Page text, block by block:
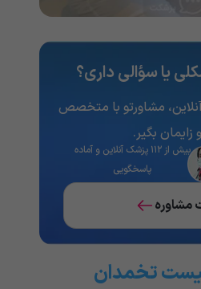
یا سؤالی داری؟
مشاورتو با متخصص
زایمان بگیر.
بیش از ۱۱۲ پزشک آنلاین و آماده
پاسخگویی
مشاوره
تخمدان